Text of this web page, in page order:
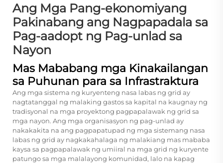
Ang Mga Pang-ekonomiyang
Pakinabang ang Nagpapadala sa
Pag-aadopt ng Pag-unlad sa
Nayon
Mas Mababang mga Kinakailangan
sa Puhunan para sa Infrastraktura
Ang mga sistema ng kuryenteng nasa labas ng grid ay
nagtatanggal ng malaking gastos sa kapital na kaugnay ng
tradisyonal na mga proyektong pagpapalawak ng grid sa
mga nayon. Ang mga organisasyon ng pag-unlad ay
nakakakita na ang pagpapatupad ng mga sistemang nasa
labas ng grid ay nagkakahalaga ng malakiang mas mababa
kaysa sa pagpapalawak ng umiiral na mga grid ng kuryente
patungo sa mga malalayong komunidad, lalo na kapag